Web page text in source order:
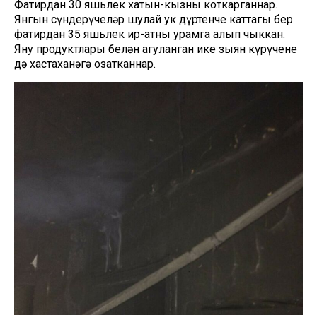
Фатирдан 30 яшьлек хатын-кызны коткарганнар.
Янгын сүндерүчеләр шулай ук дүртенче каттагы бер
фатирдан 35 яшьлек ир-атны урамга алып чыккан.
Яну продуктлары белән агуланган ике зыян күрүчене
дә хастаханәгә озатканнар.